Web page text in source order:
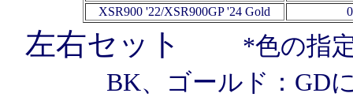
XSR900 '22/XSR900GP '24 Gold
左右セット
*色の指
BK、ゴールド：GD